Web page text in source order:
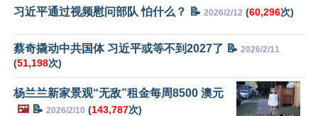
习近平通过视频慰问部队 怕什么？ 📝 2026/2/12 (60,296次)
蔡奇撬动中共国体 习近平或等不到2027了 📝 2026/2/11
(51,198次)
杨兰兰新家景观“无敌”租金每周8500 澳元
🖼️📝 2026/2/10 (143,787次)